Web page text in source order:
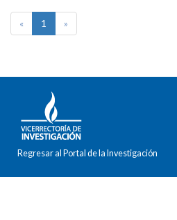
« 1 »
Regresar al Portal de la Investigación